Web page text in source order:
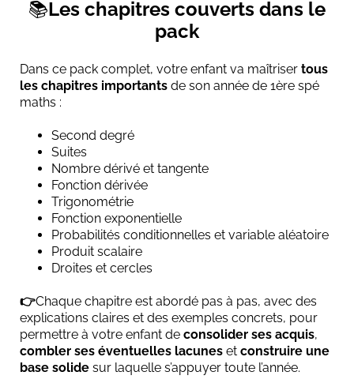
📚Les chapitres couverts dans le
pack
Dans ce pack complet, votre enfant va maîtriser tous
les chapitres importants de son année de 1ère spé
maths :
Second degré
Suites
Nombre dérivé et tangente
Fonction dérivée
Trigonométrie
Fonction exponentielle
Probabilités conditionnelles et variable aléatoire
Produit scalaire
Droites et cercles
👉Chaque chapitre est abordé pas à pas, avec des
explications claires et des exemples concrets, pour
permettre à votre enfant de consolider ses acquis,
combler ses éventuelles lacunes et construire une
base solide sur laquelle s’appuyer toute l’année.